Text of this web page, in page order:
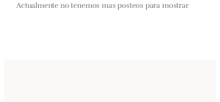
Actualmente no tenemos mas posteos para mostrar